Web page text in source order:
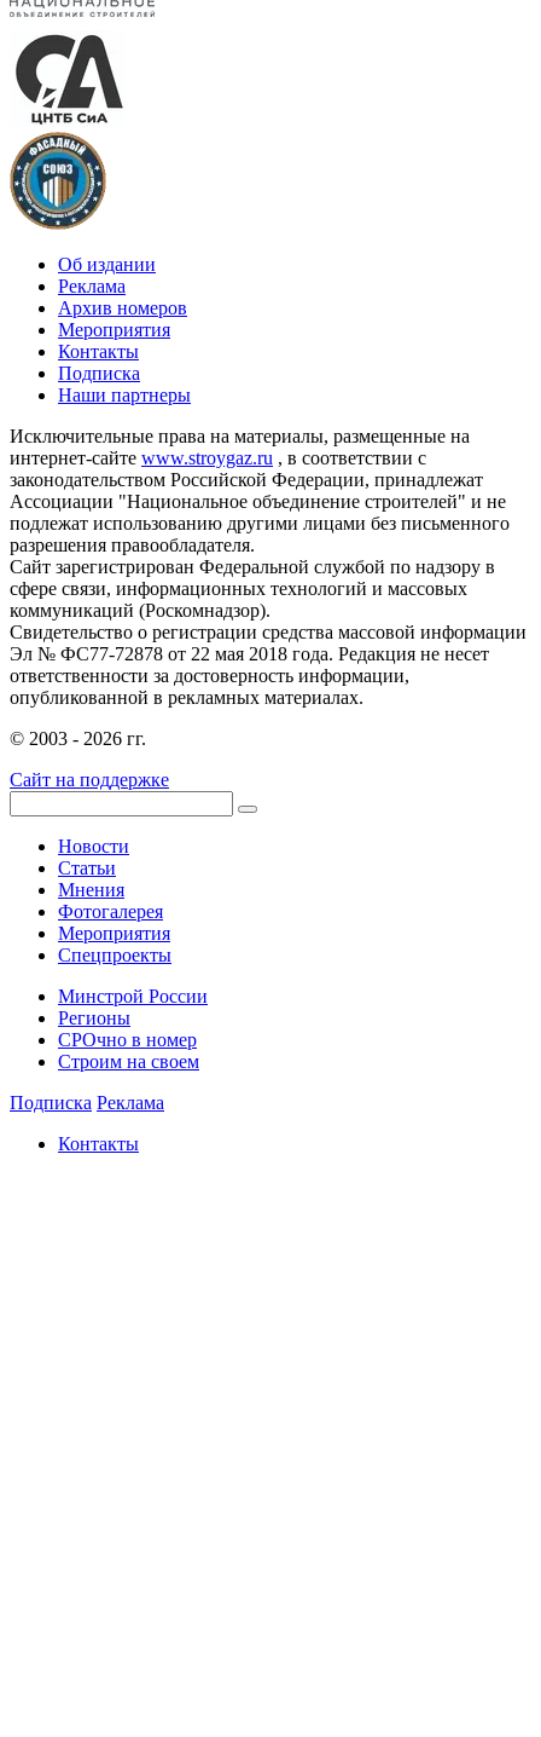
Об издании
Реклама
Архив номеров
Мероприятия
Контакты
Подписка
Наши партнеры
Исключительные права на материалы, размещенные на
интернет-сайте www.stroygaz.ru , в соответствии с
законодательством Российской Федерации, принадлежат
Ассоциации "Национальное объединение строителей" и не
подлежат использованию другими лицами без письменного
разрешения правообладателя.
Сайт зарегистрирован Федеральной службой по надзору в
сфере связи, информационных технологий и массовых
коммуникаций (Роскомнадзор).
Свидетельство о регистрации средства массовой информации
Эл № ФС77-72878 от 22 мая 2018 года. Редакция не несет
ответственности за достоверность информации,
опубликованной в рекламных материалах.
© 2003 - 2026 гг.
Сайт на поддержке
Новости
Статьи
Мнения
Фотогалерея
Мероприятия
Спецпроекты
Минстрой России
Регионы
СРОчно в номер
Строим на своем
Подписка Реклама
Контакты